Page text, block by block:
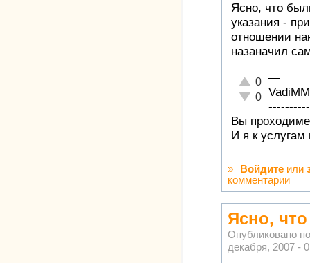
Ясно, что
указания -
отношении
назаначил
Отлично!
0
Неадекватно!
0
—
VadiMM
Вы
И я к
» Войдите или
комментарии
Ясно,
Опубликовано
декабря, 2007 -